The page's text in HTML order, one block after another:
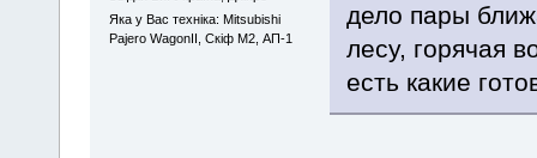
Яка у Вас техніка: Mitsubishi
Pajero WagonII, Скіф М2, АП-1
дело пары
лесу, горячая
есть какие